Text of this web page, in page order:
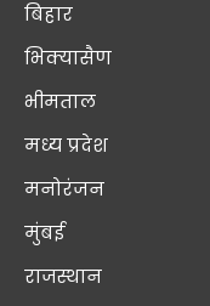
बिहार
भिक्यासैण
भीमताल
मध्य प्रदेश
मनोरंजन
मुंबई
राजस्थान